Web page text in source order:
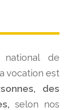
de
vocation est
des
selon nos